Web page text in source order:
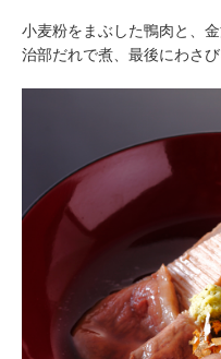
小麦粉をまぶした鴨肉と、
治部だれで煮、最後にわさ